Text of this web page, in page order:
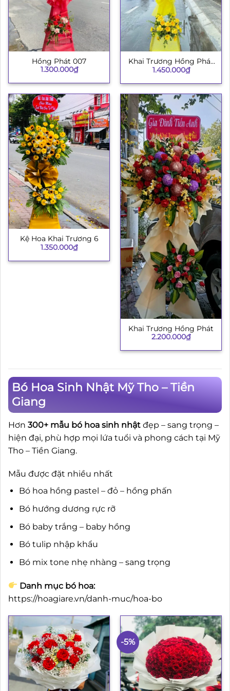
Hồng Phát 007
1.300.000₫
Khai Trương Hồng Phát
003
1.450.000₫
Kệ Hoa Khai Trương 6
1.350.000₫
Khai Trương Hồng Phát
2.200.000₫
Bó Hoa Sinh Nhật Mỹ Tho – Tiền
Giang
Hơn 300+ mẫu bó hoa sinh nhật đẹp – sang trọng –
hiện đại, phù hợp mọi lứa tuổi và phong cách tại Mỹ
Tho – Tiền Giang.
Mẫu được đặt nhiều nhất
Bó hoa hồng pastel – đỏ – hồng phấn
Bó hướng dương rực rỡ
Bó baby trắng – baby hồng
Bó tulip nhập khẩu
Bó mix tone nhẹ nhàng – sang trọng
Danh mục bó hoa:
https://hoagiare.vn/danh-muc/hoa-bo
-5%